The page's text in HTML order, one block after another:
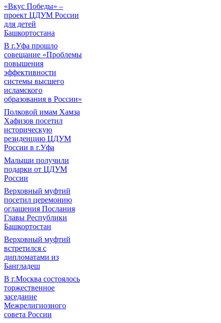
«Вкус Победы» –
проект ЦДУМ России
для детей
Башкортостана
В г.Уфа прошло
совещание «Проблемы
повышения
эффективности
системы высшего
исламского
образования в России»
Полковой имам Хамза
Хафизов посетил
историческую
резиденцию ЦДУМ
России в г.Уфа
Малыши получили
подарки от ЦДУМ
России
Верховный муфтий
посетил церемонию
оглашения Послания
Главы Республики
Башкортостан
Верховный муфтий
встретился с
дипломатами из
Бангладеш
В г.Москва состоялось
торжественное
заседание
Межрелигиозного
совета России